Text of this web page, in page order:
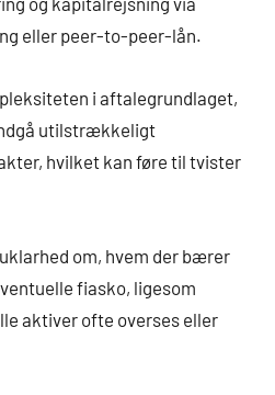
eller peer-to-peer-lån.
i aftalegrundlaget,
utilstrækkeligt
hvilket kan føre til tvister
om, hvem der bærer
fiasko, ligesom
aktiver ofte overses eller